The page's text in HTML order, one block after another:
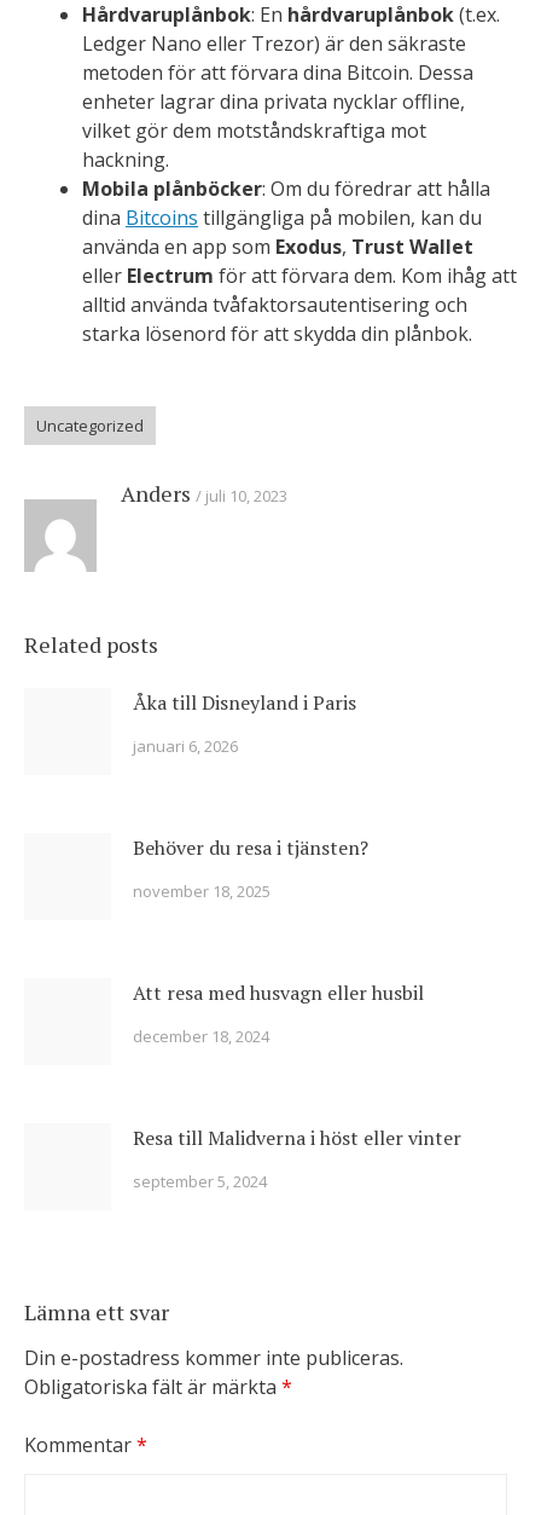
Hårdvaruplånbok: En hårdvaruplånbok(t.ex.
Ledger Nano eller Trezor) är den säkraste
metoden för att förvara dina Bitcoin. Dessa
enheter lagrar dina privata nycklar offline,
vilket gör dem motståndskraftiga mot
hackning.
Mobila plånböcker: Om du föredrar att hålla
dina Bitcoins tillgängliga på mobilen, kan du
använda en app som Exodus, Trust Wallet
eller Electrum för att förvara dem. Kom ihåg att
alltid använda tvåfaktorsautentisering och
starka lösenord för att skydda din plånbok.
Uncategorized
Anders juli 10, 2023
Related posts
Åka till Disneyland i Paris
januari 6, 2026
Behöver du resa i tjänsten?
november 18, 2025
Att resa med husvagn eller husbil
december 18, 2024
Resa till Malidverna i höst eller vinter
september 5, 2024
Lämna ett svar
Din e-postadress kommer inte publiceras.
Obligatoriska fält är märkta *
Kommentar*